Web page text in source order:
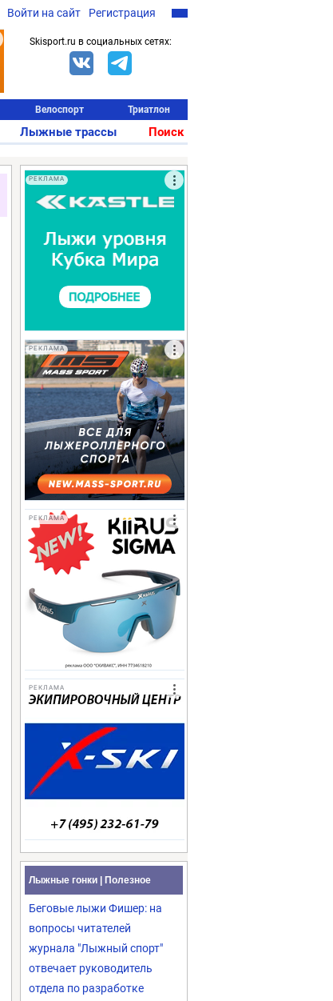
Войти на сайт Регистрация
Skisport.ru в социальных сетях:
Велоспорт Триатлон
Лыжные трассы Поиск
РЕКЛАМА
РЕКЛАМА
РЕКЛАМА
РЕКЛАМА
Лыжные гонки | Полезное
Беговые лыжи Фишер: на
вопросы читателей
журнала "Лыжный спорт"
отвечает руководитель
отдела по разработке